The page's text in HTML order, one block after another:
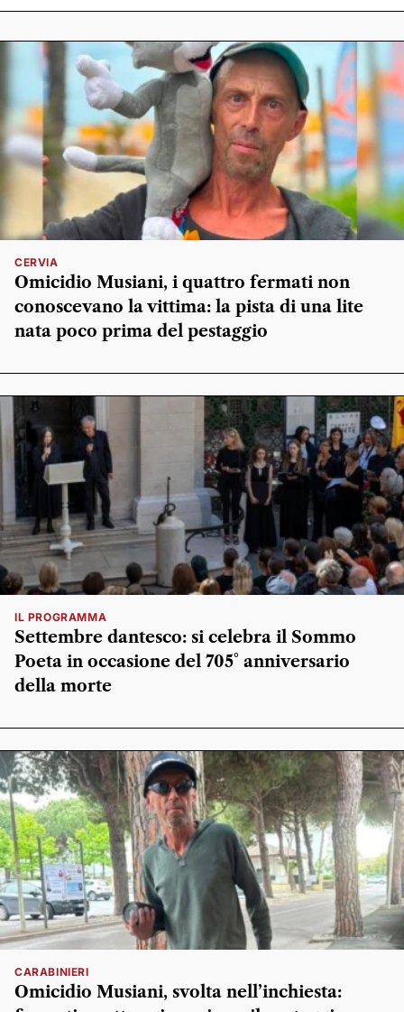
CERVIA
Omicidio Musiani, i quattro fermati non
conoscevano la vittima: la pista di una lite
nata poco prima del pestaggio
IL PROGRAMMA
Settembre dantesco: si celebra il Sommo
Poeta in occasione del 705° anniversario
della morte
CARABINIERI
Omicidio Musiani, svolta nell’inchiesta: